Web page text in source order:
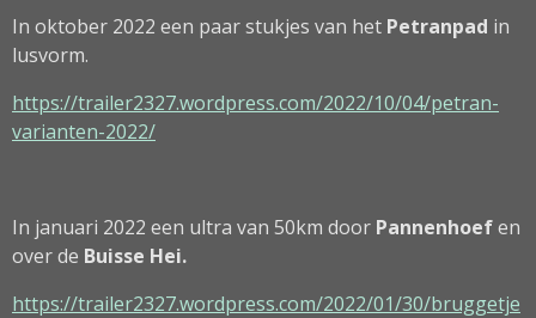
In oktober 2022 een paar stukjes van het Petranpad in
lusvorm.
https://trailer2327.wordpress.com/2022/10/04/petran-
varianten-2022/
In januari 2022 een ultra van 50km door Pannenhoefen
over de Buisse Hei.
https://trailer2327.wordpress.com/2022/01/30/bruggetje